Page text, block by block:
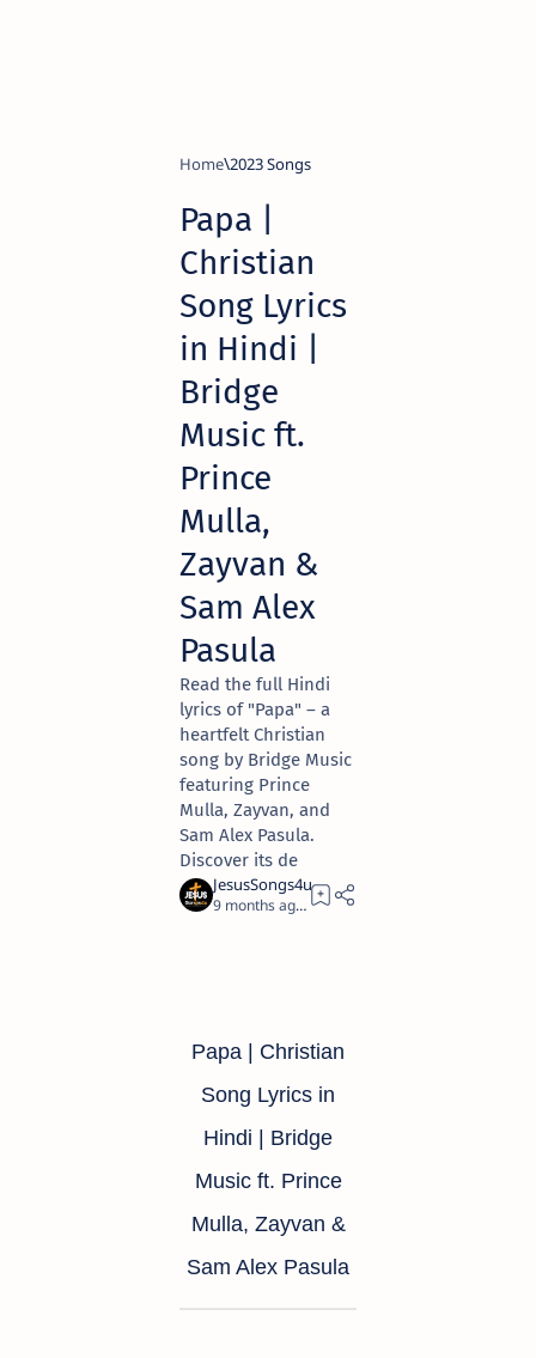
Home 2023 Songs
Papa |
Christian
Song Lyrics
in Hindi |
Bridge
Music ft.
Prince
Mulla,
Zayvan &
Sam Alex
Pasula
Read the full Hindi
lyrics of "Papa" – a
heartfelt Christian
song by Bridge Music
featuring Prince
Mulla, Zayvan, and
Sam Alex Pasula.
Discover its de
9 months ago 8
Papa | Christian
Song Lyrics in
Hindi | Bridge
Music ft. Prince
Mulla, Zayvan &
Sam Alex Pasula